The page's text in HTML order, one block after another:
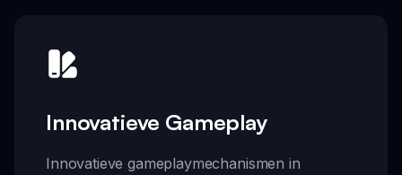
Innovatieve Gameplay
Innovatieve gameplaymechanismen in